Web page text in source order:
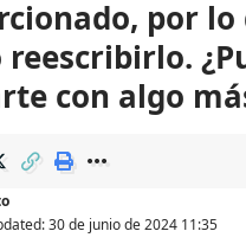
por lo
reescribirlo.
con algo
30 de junio de 2024 11:35